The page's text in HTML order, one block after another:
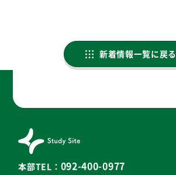
新着情報一覧に戻る
本部TEL： 092-400-0977